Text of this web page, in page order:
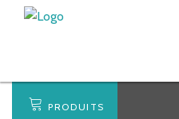
PRODUITS